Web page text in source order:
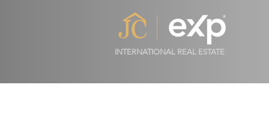
INTERNATIONAL REAL ESTATE